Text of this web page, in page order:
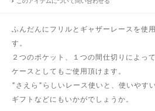
ふんだんにフリルとギャザーレースを使
す。
２つのポケット、１つの間仕切りによっ
ケースとしてもご使用頂けます。
"さえら"らしいレース使いと、使いやす
ギフトなどにもいかがでしょうか。